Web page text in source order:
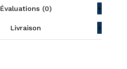
Évaluations (0)
Livraison